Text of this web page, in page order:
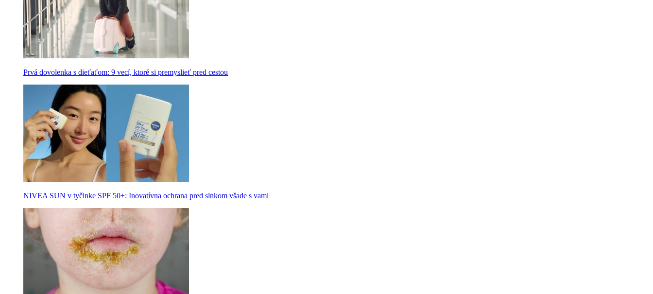
Prvá dovolenka s dieťaťom: 9 vecí, ktoré si premyslieť pred cestou
NIVEA SUN v tyčinke SPF 50+: Inovatívna ochrana pred slnkom všade s vami